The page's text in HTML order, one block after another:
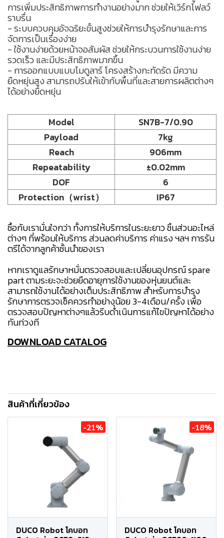
การเพิ่มประสิทธิภาพการทำงานอย่างมาก ช่วยให้เวิร์กโฟลว์
ราบรื่น
- ระบบควบคุมอัจฉริยะขั้นสูงช่วยให้การบำรุงรักษาและการ
จัดการเป็นเรื่องง่าย
- ใช้งานง่ายด้วยหน้าจอสัมผัส ช่วยให้กระบวนการใช้งานง่าย
รวดเร็ว และมีประสิทธิภาพมากขึ้น
- การออกแบบแบบโมดูลาร์ โครงสร้างกะทัดรัด มีความ
ยืดหยุ่นสูง สามารถปรับให้เข้ากับพื้นที่และสายการผลิตต่างๆ
ได้อย่างยืดหยุ่น
Model
SN7B-7/0.90
Payload
7kg
Reach
906mm
Repeatability
±0.02mm
DOF
6
Protection（wrist）
IP67
ซื้อกับเรามั่นใจกว่า ทั้งการให้บริการในระยะยาว ชิ้นส่วนอะไหล่
ต่างๆ ที่พร้อมให้บริการ ส่วนลดค่าบริการ ค่าแรง ฯลฯ การรัน
ตรีได้จากลูกค้าชั้นนำของเรา
หากเราดูแลรักษาหมั่นตรวจสอบและเปลี่ยนอุปกรณ์ spare
part ตามระยะจะช่วยยืดอายุการใช้งานของหุ่นยนต์และ
สามารถใช้งานได้อย่างเต็มประสิทธิภาพ สำหรับการบำรุง
รักษาการตรวจเช็คควรทำอย่างุน้อย 3-4เดือน/ครั้ง เพื่อ
ตรวจสอบปัญหาต่างๆแล้วรีบดำเนินการแก้ไขปัญหาได้อย่าง
ทันท่วงที
DOWNLOAD CATALOG
สินค้าที่เกี่ยวข้อง
-21%
DUCO Robot โคบอท
-18%
DUCO Robot โคบอท